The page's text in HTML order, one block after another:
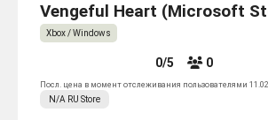
Vengeful Heart (Microsoft
Xbox / Windows
0/5 0
Посл. цена в момент отслеживания пользователями
N/A RU Store